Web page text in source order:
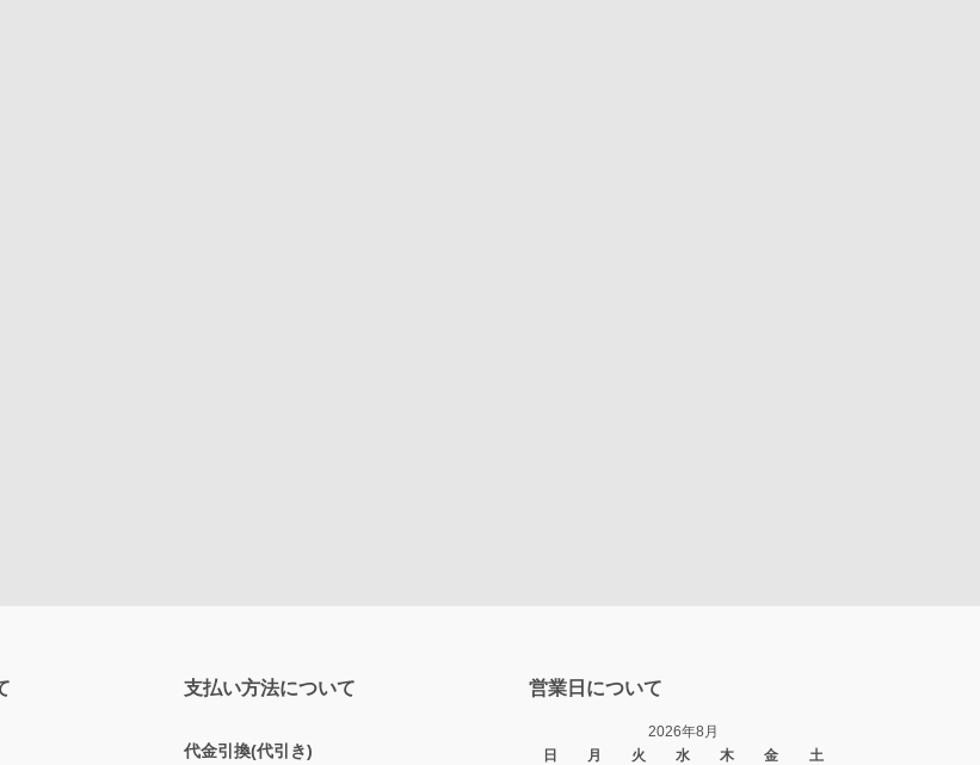
支払い方法について
代金引換(代引き)
営業日について
2026年8月
日
月 火 水 木 金
土